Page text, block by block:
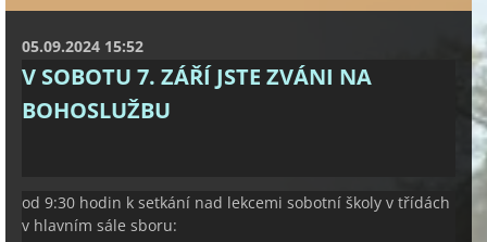
05.09.2024 15:52
V SOBOTU 7. ZÁŘÍ JSTE ZVÁNI NA
BOHOSLUŽBU
od 9:30 hodin k setkání nad lekcemi sobotní školy v třídách
v hlavním sále sboru: